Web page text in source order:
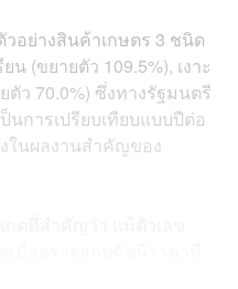
อย่างสินค้าเกษตร 3 ชนิด
(ขยายตัว 109.5%), เงาะ
ตัว 70.0%) ซึ่งทางรัฐมนตรี
การเปรียบเทียบแบบปีต่อ
ในผลงานสำคัญของ